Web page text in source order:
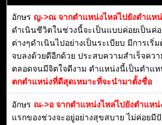
อักษร ญ->ณ จากตำแหน่งไหล่ไปยังตำแห
ดำเนินชีวิตในช่วงนี้จะเป็นแบบค่อยเป็นค่
ต่างๆดำเนินไปอย่างเป็นระเบียบ มีการเ
จบลงด้วยดีอีกด้วย ประสบความสำเร็จคว
ตลอดจนมีจิตใจดีงาม ตำแหน่งนี้เป็นตำแ
ตกตำแหน่งที่ดีสุดเหมาะที่จะนำมาตั้งชื่อ
อักษร ณ->อ จากตำแหน่งไหล่ไปยังตำแหน่
แรกของช่วงจะอยู่อย่างสุขสบาย ไม่ค่อย